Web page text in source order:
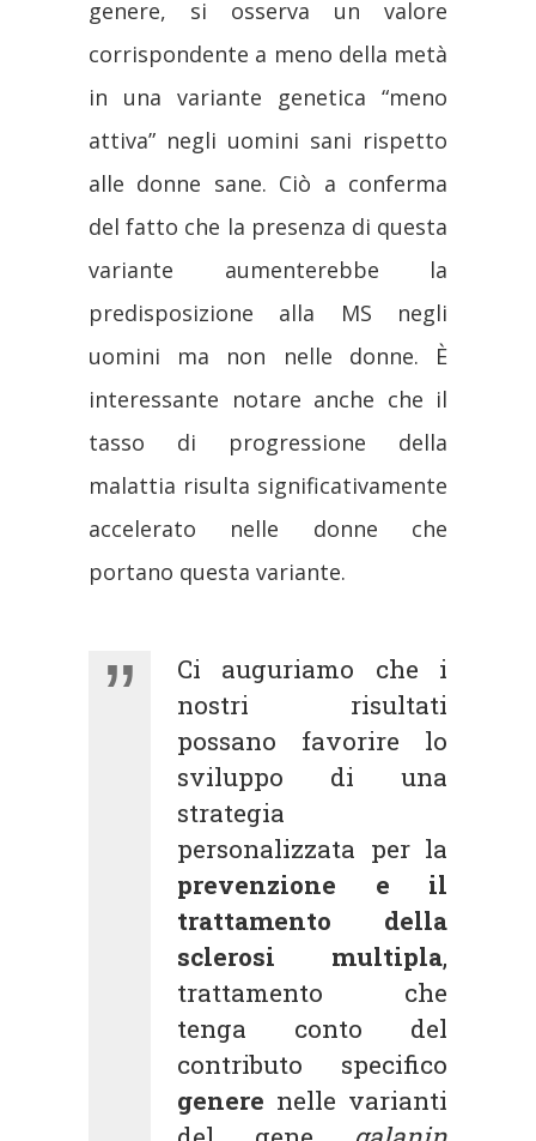
genere, si osserva un valore
corrispondente a meno della metà
in una variante genetica “meno
attiva” negli uomini sani rispetto
alle donne sane. Ciò a conferma
del fatto che la presenza di questa
variante aumenterebbe la
predisposizione alla MS negli
uomini ma non nelle donne. È
interessante notare anche che il
tasso di progressione della
malattia risulta significativamente
accelerato nelle donne che
portano questa variante.
Ci auguriamo che i
nostri risultati
possano favorire lo
sviluppo di una
strategia
personalizzata per la
prevenzione e il
trattamento della
sclerosi multipla,
trattamento che
tenga conto del
contributo specifico
genere nelle varianti